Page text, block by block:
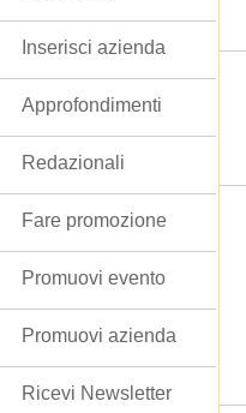
Inserisci azienda
Approfondimenti
Redazionali
Fare promozione
Promuovi evento
Promuovi azienda
Ricevi Newsletter